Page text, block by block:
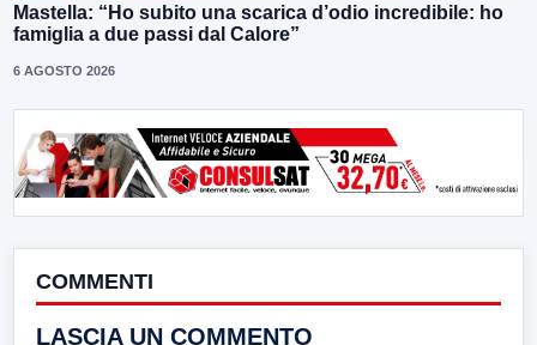
Mastella: “Ho subito una scarica d’odio incredibile: ho
famiglia a due passi dal Calore”
6 AGOSTO 2026
COMMENTI
LASCIA UN COMMENTO